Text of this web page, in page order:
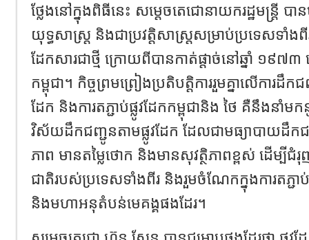
ថ្លែងនៅក្នុងពិធីនេះ សម្តេចតេជោនាយករដ្ឋមន្ត្រី ប
យុទ្ធសាស្រ្ត និងជាប្រវត្តិសាស្ត្រសម្រាប់ប្រទេសទាំងពីរ
ដែកសារជាថ្មី ក្រោយពីបានកាត់ផ្តាច់នៅឆ្នាំ ១៩៧
កម្ពុជា។ កិច្ចព្រមព្រៀងប្រតិបត្តិការរួមគ្នាលើការដឹក
ដែក និងការតភ្ជាប់ផ្លូវដែកកម្ពុជានិង ថៃ គឺនឹងនាំមក
វិស័យដឹកជញ្ជូនតាមផ្លូវដែក ដែលជាមធ្យាបាយដឹ
ភាព មានតម្លៃថោក និងមានសុវត្ថិភាពខ្ពស់ ដើម្បីជំរុ
ជាតិរបស់ប្រទេសទាំងពីរ និងរួមចំណែកក្នុងការតភ្ជ
និងមហាអនុតំបន់មេគង្គផងដែរ។